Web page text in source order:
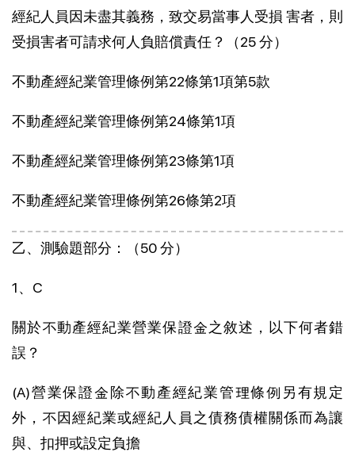
經紀人員因未盡其義務，致交易當事人受損 害者，則
受損害者可請求何人負賠償責任？（25 分）
不動產經紀業管理條例第22條第1項第5款
不動產經紀業管理條例第24條第1項
不動產經紀業管理條例第23條第1項
不動產經紀業管理條例第26條第2項
乙、測驗題部分：（50 分）
1、C
關於不動產經紀業營業保證金之敘述，以下何者錯
誤？
(A)營業保證金除不動產經紀業管理條例另有規定
外，不因經紀業或經紀人員之債務債權關係而為讓
與、扣押或設定負擔